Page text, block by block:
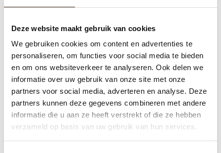
Deze website maakt gebruik van cookies
We gebruiken cookies om content en advertenties te
personaliseren, om functies voor social media te bieden
en om ons websiteverkeer te analyseren. Ook delen we
informatie over uw gebruik van onze site met onze
partners voor social media, adverteren en analyse. Deze
partners kunnen deze gegevens combineren met andere
informatie die u aan ze heeft verstrekt of die ze hebben
verzameld op basis van uw gebruik van hun services.
Toevoegen aan winkelwagen